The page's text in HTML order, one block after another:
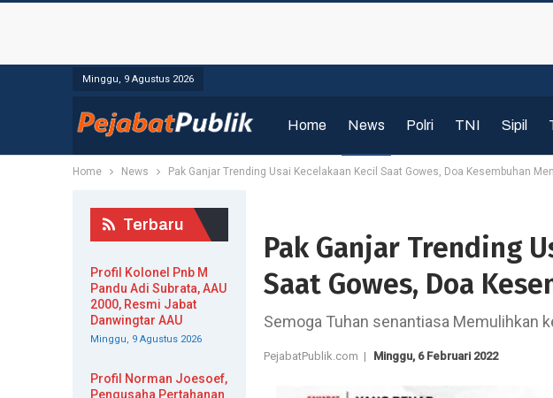
Minggu, 9 Agustus 2026
Home News Polri TNI Sipil
Home News Pak Ganjar Trending Usai Kecelakaan Kecil Saat Gowes, Doa Kesembuhan
Pak Ganjar Trending
Saat Gowes, Doa
Semoga Tuhan senantiasa Memulihkan
PejabatPublik.com | Minggu, 6 Februari 2022
Terbaru
Profil Kolonel Pnb M
Pandu Adi Subrata, AAU
2000, Resmi Jabat
Danwingtar AAU
Minggu, 9 Agustus 2026
Profil Norman Joesoef,
Pengusaha Pertahanan